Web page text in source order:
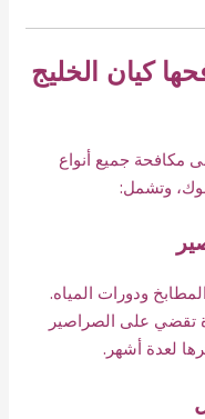
كيان الخليج
مكافحة جميع أنواع
وتشمل:
ودورات المياه.
تقضي على الصراصير
لعدة أشهر.